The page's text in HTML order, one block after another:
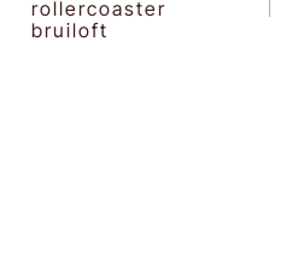
NAVIGATIE
rollercoaster
bruiloft